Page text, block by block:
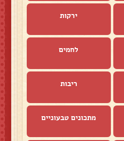
ירקות
לחמים
ריבות
מתכונים טבעוניים